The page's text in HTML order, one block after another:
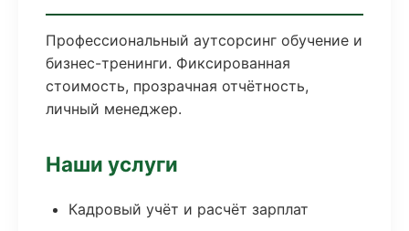
Профессиональный аутсорсинг обучение и
бизнес-тренинги. Фиксированная
стоимость, прозрачная отчётность,
личный менеджер.
Наши услуги
Кадровый учёт и расчёт зарплат